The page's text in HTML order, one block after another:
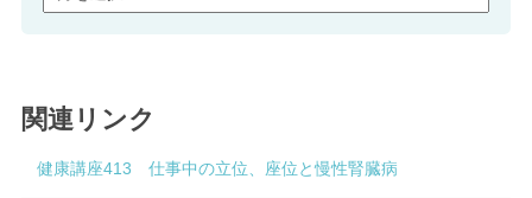
関連リンク
健康講座413 仕事中の立位、座位と慢性腎臓病